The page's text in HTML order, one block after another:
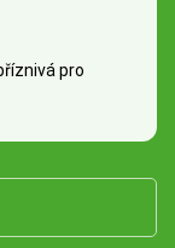
pro